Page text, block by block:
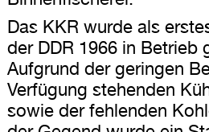
Das KKR wurde als
der DDR 1966 in Betrieb
Aufgrund der geringen
Verfügung stehenden
sowie der fehlenden